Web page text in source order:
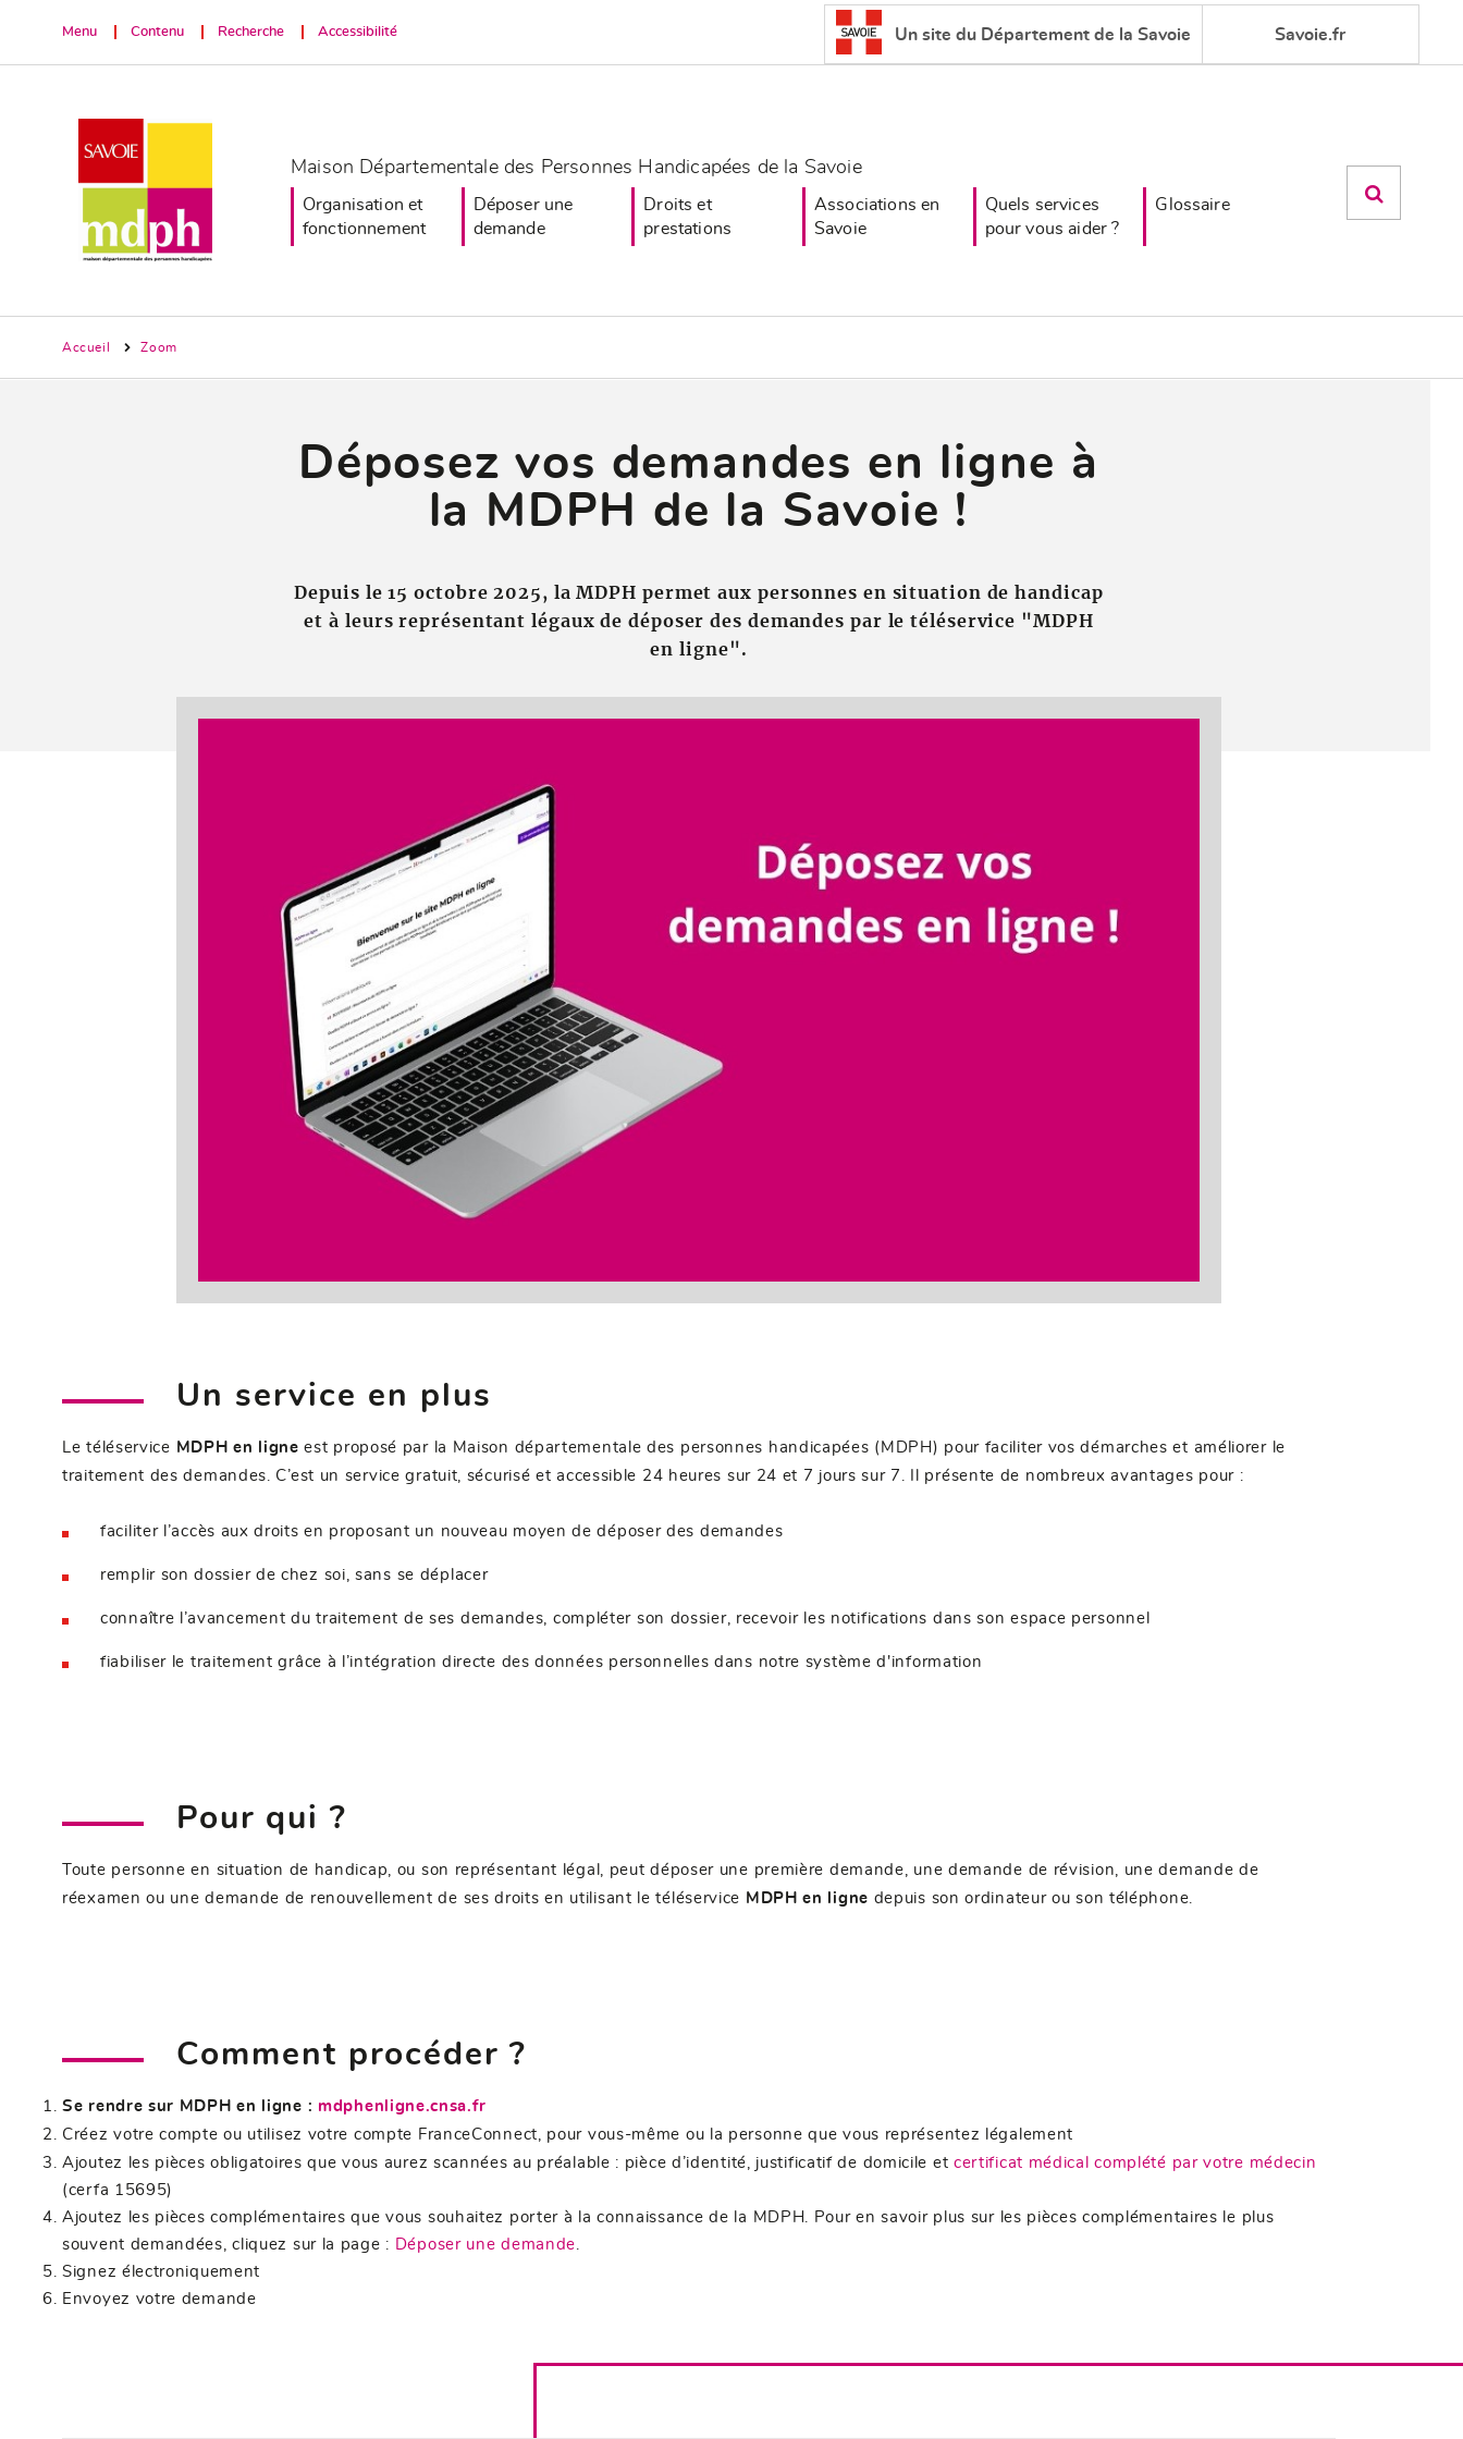
Menu Contenu Recherche Accessibilité Un site du Département de la Savoie Savoie.fr
Maison Départementale des Personnes Handicapées de la Savoie
Organisation et
fonctionnement
Déposer une
demande
Droits et
prestations
Associations en
Savoie
Quels services
pour vous aider ?
Glossaire
Accueil Zoom
Déposez vos demandes en ligne à
la MDPH de la Savoie !
Depuis le 15 octobre 2025, la MDPH permet aux personnes en situation de handicap
et à leurs représentant légaux de déposer des demandes par le téléservice "MDPH
en ligne".
Un service en plus
Le téléservice MDPH en ligne est proposé par la Maison départementale des personnes handicapées (MDPH) pour faciliter vos démarches et améliorer le
traitement des demandes. C’est un service gratuit, sécurisé et accessible 24 heures sur 24 et 7 jours sur 7. Il présente de nombreux avantages pour :
faciliter l’accès aux droits en proposant un nouveau moyen de déposer des demandes
remplir son dossier de chez soi, sans se déplacer
connaître l’avancement du traitement de ses demandes, compléter son dossier, recevoir les notifications dans son espace personnel
fiabiliser le traitement grâce à l’intégration directe des données personnelles dans notre système d'information
Pour qui ?
Toute personne en situation de handicap, ou son représentant légal, peut déposer une première demande, une demande de révision, une demande de
réexamen ou une demande de renouvellement de ses droits en utilisant le téléservice MDPH en ligne depuis son ordinateur ou son téléphone.
Comment procéder ?
Se rendre sur MDPH en ligne : mdphenligne.cnsa.fr
Créez votre compte ou utilisez votre compte FranceConnect, pour vous-même ou la personne que vous représentez légalement
Ajoutez les pièces obligatoires que vous aurez scannées au préalable : pièce d’identité, justificatif de domicile et certificat médical complété par votre médecin
(cerfa 15695)
Ajoutez les pièces complémentaires que vous souhaitez porter à la connaissance de la MDPH. Pour en savoir plus sur les pièces complémentaires le plus
souvent demandées, cliquez sur la page : Déposer une demande.
Signez électroniquement
Envoyez votre demande